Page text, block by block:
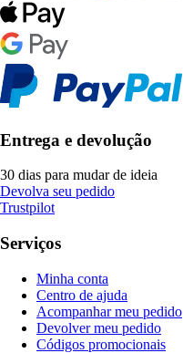
Entrega e devolução
30 dias para mudar de ideia
Devolva seu pedido
Trustpilot
Serviços
Minha conta
Centro de ajuda
Acompanhar meu pedido
Devolver meu pedido
Códigos promocionais